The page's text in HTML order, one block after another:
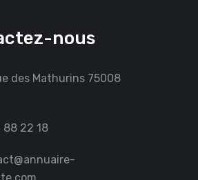
nous
des Mathurins 75008
88 22 18